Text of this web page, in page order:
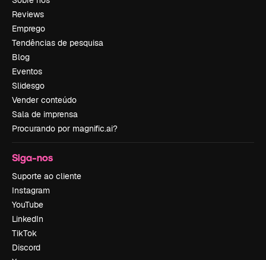
Reviews
Emprego
Tendências de pesquisa
Blog
Eventos
Slidesgo
Vender conteúdo
Sala de imprensa
Procurando por magnific.ai?
Siga-nos
Suporte ao cliente
Instagram
YouTube
LinkedIn
TikTok
Discord